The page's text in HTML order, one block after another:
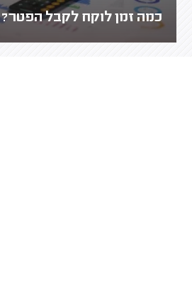
כמה זמן לוקח לקבל הפטר?